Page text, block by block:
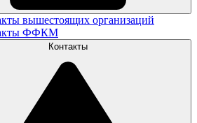
вышестоящих организаций
ФФКМ
Контакты